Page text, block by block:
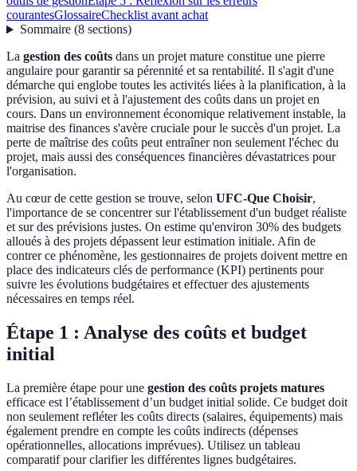
courantesGlossaireChecklist avant achat
Sommaire(8 sections)
La gestion des coûts dans un projet mature constitue une pierre
angulaire pour garantir sa pérennité et sa rentabilité. Il s'agit d'une
démarche qui englobe toutes les activités liées à la planification, à la
prévision, au suivi et à l'ajustement des coûts dans un projet en
cours. Dans un environnement économique relativement instable, la
maitrise des finances s'avère cruciale pour le succès d'un projet. La
perte de maîtrise des coûts peut entraîner non seulement l'échec du
projet, mais aussi des conséquences financières dévastatrices pour
l'organisation.
Au cœur de cette gestion se trouve, selon UFC-Que Choisir,
l'importance de se concentrer sur l'établissement d'un budget réaliste
et sur des prévisions justes. On estime qu'environ 30% des budgets
alloués à des projets dépassent leur estimation initiale. Afin de
contrer ce phénomène, les gestionnaires de projets doivent mettre en
place des indicateurs clés de performance (KPI) pertinents pour
suivre les évolutions budgétaires et effectuer des ajustements
nécessaires en temps réel.
Étape 1 : Analyse des coûts et budget
initial
La première étape pour une gestion des coûts projets matures
efficace est l’établissement d’un budget initial solide. Ce budget doit
non seulement refléter les coûts directs (salaires, équipements) mais
également prendre en compte les coûts indirects (dépenses
opérationnelles, allocations imprévues). Utilisez un tableau
comparatif pour clarifier les différentes lignes budgétaires.